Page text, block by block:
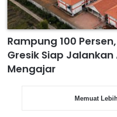
Rampung 100
Gresik Siap
Mengajar
Memuat